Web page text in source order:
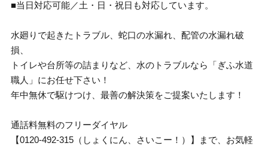
■当日対応可能／土・日・祝日も対応しています。
水廻りで起きたトラブル、蛇口の水漏れ、配管の水漏れ破
損、
トイレや台所等の詰まりなど、水のトラブルなら「ぎふ水道
職人」にお任せ下さい！
年中無休で駆けつけ、最善の解決策をご提案いたします！
通話料無料のフリーダイヤル
【0120-492-315（しょくにん、さいこー！）】まで、お気軽